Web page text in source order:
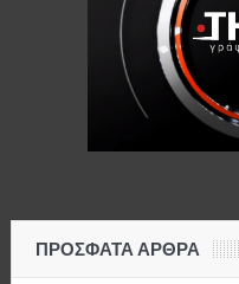
ΠΡΌΣΦΑΤΑ ΆΡΘΡΑ